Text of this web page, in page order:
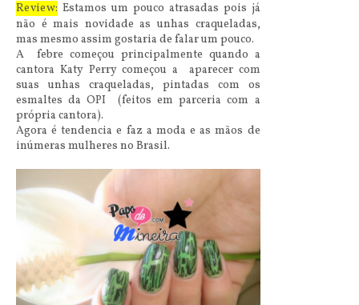
Review: Estamos um pouco atrasadas pois já
não é mais novidade as unhas craqueladas,
mas mesmo assim gostaria de falar um pouco.
A febre começou principalmente quando a
cantora Katy Perry começou a aparecer com
suas unhas craqueladas, pintadas com os
esmaltes da OPI (feitos em parceria com a
própria cantora).
Agora é tendencia e faz a moda e as mãos de
inúmeras mulheres no Brasil.